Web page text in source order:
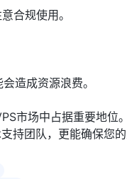
合规使用。
造成资源浪费。
市场中占据重要地
持团队，更能确保您的